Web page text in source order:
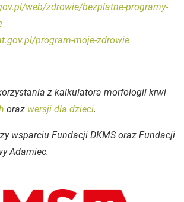
web/zdrowie/bezplatne-programy-
program-moje-zdrowie
z kalkulatora morfologii krwi
oraz wersji dla dzieci.
wsparciu Fundacji DKMS oraz Fundacji
Adamiec.